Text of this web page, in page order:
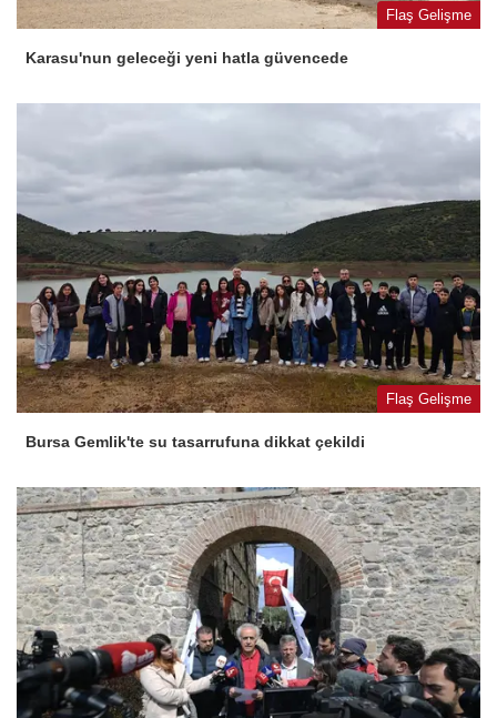
Flaş Gelişme
Karasu'nun geleceği yeni hatla güvencede
Flaş Gelişme
Bursa Gemlik'te su tasarrufuna dikkat çekildi